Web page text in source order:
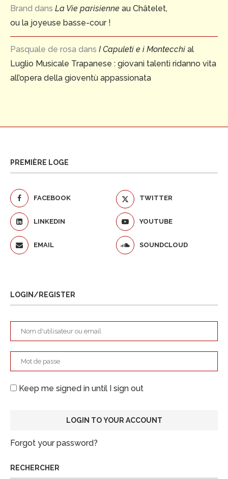
Brand dans La Vie parisienne au Châtelet,
ou la joyeuse basse-cour !
Pasquale de rosa dans I Capuleti e i Montecchi al
Luglio Musicale Trapanese : giovani talenti ridanno vita
all’opera della gioventù appassionata
PREMIÈRE LOGE
FACEBOOK TWITTER
LINKEDIN YOUTUBE
EMAIL SOUNDCLOUD
LOGIN/REGISTER
Keep me signed in until I sign out
Forgot your password?
RECHERCHER